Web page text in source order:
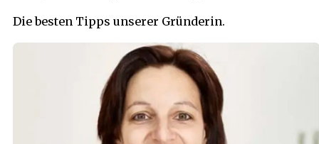
Die besten Tipps unserer Gründerin.